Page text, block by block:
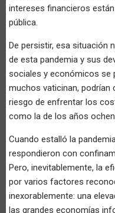
intereses financieros
pública.
De persistir, esa situación
de esta pandemia y sus
sociales y económicos se
muchos vaticinan, podrían
riesgo de enfrentar los
como la de los años
Cuando estalló la
respondieron con
Pero, inevitablemente, la
por varios factores
inexorablemente: una
las grandes economías